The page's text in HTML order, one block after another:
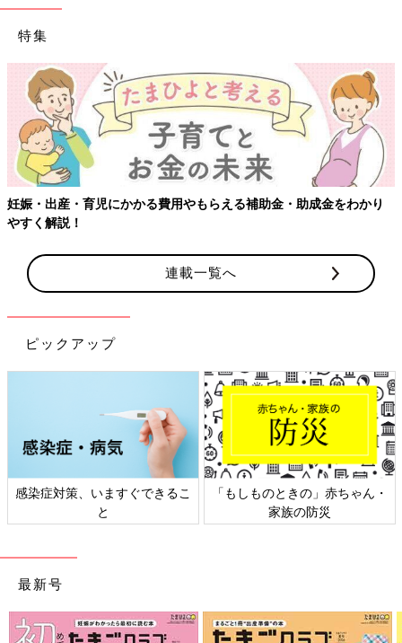
特集
妊娠・出産・育児にかかる費用やもらえる補助金・助成金をわかり
やすく解説！
連載一覧へ
ピックアップ
感染症対策、いますぐできるこ
と
「もしものときの」赤ちゃん・
家族の防災
最新号